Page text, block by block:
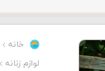
خانه
لوازم زنانه